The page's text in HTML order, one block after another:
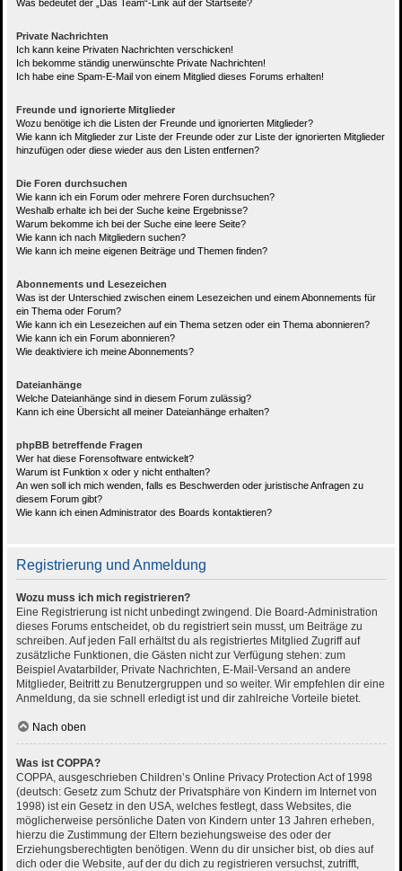
Was bedeutet der „Das Team“-Link auf der Startseite?
Private Nachrichten
Ich kann keine Privaten Nachrichten verschicken!
Ich bekomme ständig unerwünschte Private Nachrichten!
Ich habe eine Spam-E-Mail von einem Mitglied dieses Forums erhalten!
Freunde und ignorierte Mitglieder
Wozu benötige ich die Listen der Freunde und ignorierten Mitglieder?
Wie kann ich Mitglieder zur Liste der Freunde oder zur Liste der ignorierten Mitglieder
hinzufügen oder diese wieder aus den Listen entfernen?
Die Foren durchsuchen
Wie kann ich ein Forum oder mehrere Foren durchsuchen?
Weshalb erhalte ich bei der Suche keine Ergebnisse?
Warum bekomme ich bei der Suche eine leere Seite?
Wie kann ich nach Mitgliedern suchen?
Wie kann ich meine eigenen Beiträge und Themen finden?
Abonnements und Lesezeichen
Was ist der Unterschied zwischen einem Lesezeichen und einem Abonnements für
ein Thema oder Forum?
Wie kann ich ein Lesezeichen auf ein Thema setzen oder ein Thema abonnieren?
Wie kann ich ein Forum abonnieren?
Wie deaktiviere ich meine Abonnements?
Dateianhänge
Welche Dateianhänge sind in diesem Forum zulässig?
Kann ich eine Übersicht all meiner Dateianhänge erhalten?
phpBB betreffende Fragen
Wer hat diese Forensoftware entwickelt?
Warum ist Funktion x oder y nicht enthalten?
An wen soll ich mich wenden, falls es Beschwerden oder juristische Anfragen zu
diesem Forum gibt?
Wie kann ich einen Administrator des Boards kontaktieren?
Registrierung und Anmeldung
Wozu muss ich mich registrieren?
Eine Registrierung ist nicht unbedingt zwingend. Die Board-Administration
dieses Forums entscheidet, ob du registriert sein musst, um Beiträge zu
schreiben. Auf jeden Fall erhältst du als registriertes Mitglied Zugriff auf
zusätzliche Funktionen, die Gästen nicht zur Verfügung stehen: zum
Beispiel Avatarbilder, Private Nachrichten, E-Mail-Versand an andere
Mitglieder, Beitritt zu Benutzergruppen und so weiter. Wir empfehlen dir eine
Anmeldung, da sie schnell erledigt ist und dir zahlreiche Vorteile bietet.
Nach oben
Was ist COPPA?
COPPA, ausgeschrieben Children’s Online Privacy Protection Act of 1998
(deutsch: Gesetz zum Schutz der Privatsphäre von Kindern im Internet von
1998) ist ein Gesetz in den USA, welches festlegt, dass Websites, die
möglicherweise persönliche Daten von Kindern unter 13 Jahren erheben,
hierzu die Zustimmung der Eltern beziehungsweise des oder der
Erziehungsberechtigten benötigen. Wenn du dir unsicher bist, ob dies auf
dich oder die Website, auf der du dich zu registrieren versuchst, zutrifft,